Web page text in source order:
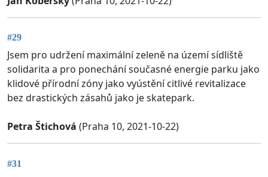
#29
Jsem pro udržení maximální zeleně na území sídliště
solidarita a pro ponechání současné energie parku jako
klidové přírodní zóny jako vyústění citlivé revitalizace
bez drastických zásahů jako je skatepark.
Petra Štichová (Praha 10, 2021-10-22)
#31